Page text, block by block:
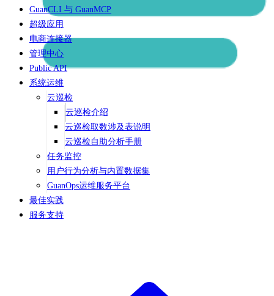
GuanCLI 与 GuanMCP
超级应用
电商连接器
管理中心
Public API
系统运维
云巡检
云巡检介绍
云巡检取数涉及表说明
云巡检自助分析手册
任务监控
用户行为分析与内置数据集
GuanOps运维服务平台
最佳实践
服务支持